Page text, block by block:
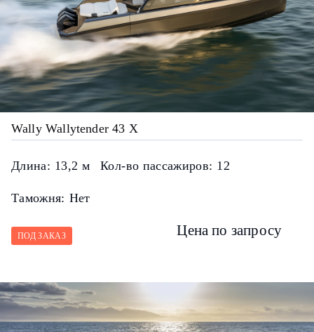
Wally Wallytender 43 X
Длина: 13,2 м Кол-во пассажиров: 12
Таможня: Нет
ПОД ЗАКАЗ Цена по запросу